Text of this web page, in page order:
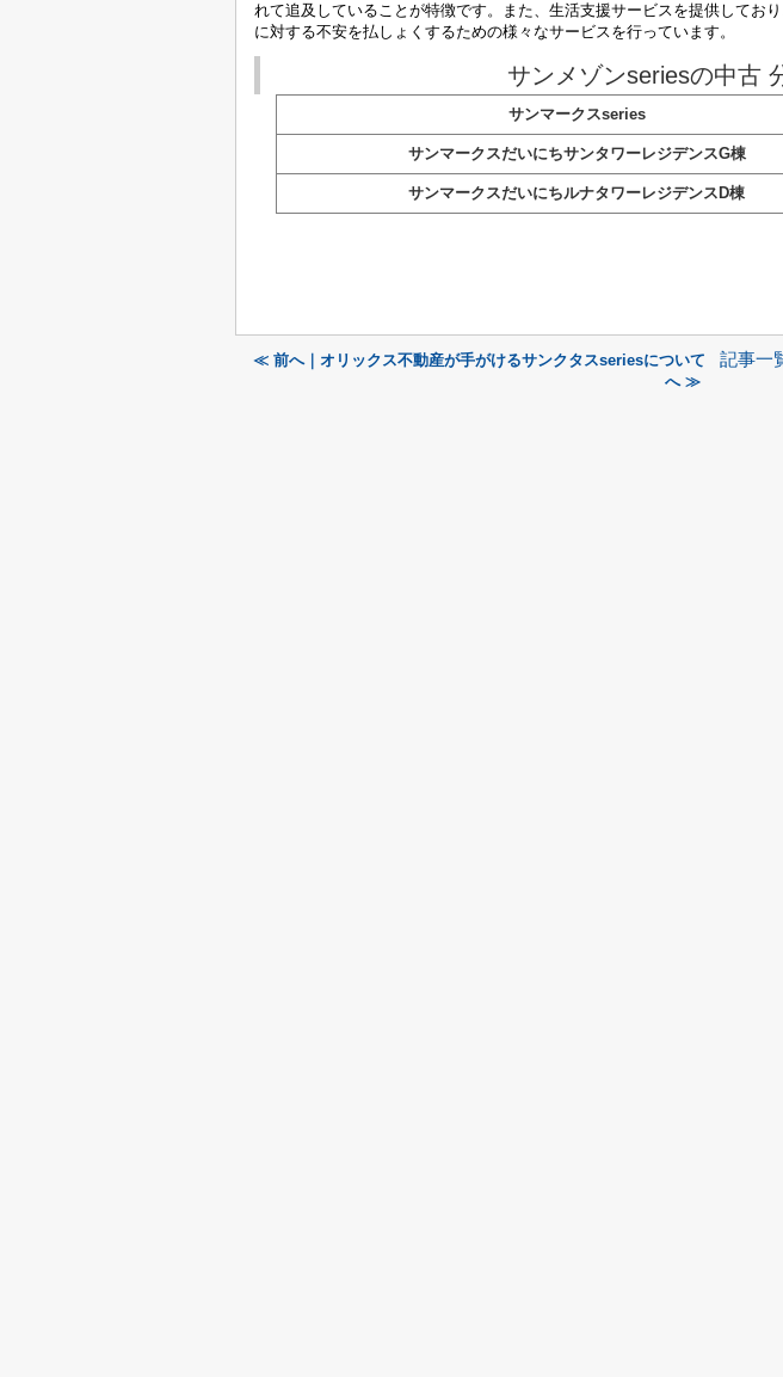
れて追及していることが特徴です。また、生活支援サービスを提供してお
に対する不安を払しょくするための様々なサービスを行っています。
サンメゾンseriesの中古
サンマークスseries
サンマークスだいにちサンタワーレジデンスG棟
サンマークスだいにちルナタワーレジデンスD棟
≪ 前へ｜オリックス不動産が手がけるサンクタスseriesについて 記事一
へ ≫